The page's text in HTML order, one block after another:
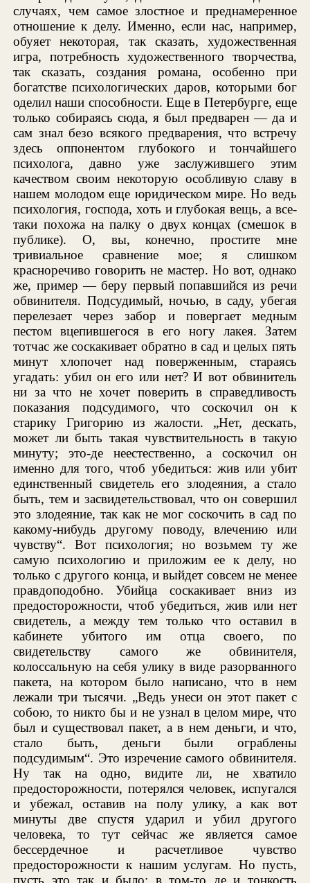
случаях, чем самое злостное и преднамеренное
отношение к делу. Именно, если нас, например,
обуяет некоторая, так сказать, художественная
игра, потребность художественного творчества,
так сказать, создания романа, особенно при
богатстве психологических даров, которыми бог
оделил наши способности. Еще в Петербурге, еще
только собираясь сюда, я был предварен — да и
сам знал безо всякого предварения, что встречу
здесь оппонентом глубокого и тончайшего
психолога, давно уже заслужившего этим
качеством своим некоторую особливую славу в
нашем молодом еще юридическом мире. Но ведь
психология, господа, хоть и глубокая вещь, а все-
таки похожа на палку о двух концах (смешок в
публике). О, вы, конечно, простите мне
тривиальное сравнение мое; я слишком
красноречиво говорить не мастер. Но вот, однако
же, пример — беру первый попавшийся из речи
обвинителя. Подсудимый, ночью, в саду, убегая
перелезает через забор и повергает медным
пестом вцепившегося в его ногу лакея. Затем
тотчас же соскакивает обратно в сад и целых пять
минут хлопочет над поверженным, стараясь
угадать: убил он его или нет? И вот обвинитель
ни за что не хочет поверить в справедливость
показания подсудимого, что соскочил он к
старику Григорию из жалости. „Нет, дескать,
может ли быть такая чувствительность в такую
минуту; это-де неестественно, а соскочил он
именно для того, чтоб убедиться: жив или убит
единственный свидетель его злодеяния, а стало
быть, тем и засвидетельствовал, что он совершил
это злодеяние, так как не мог соскочить в сад по
какому-нибудь другому поводу, влечению или
чувству“. Вот психология; но возьмем ту же
самую психологию и приложим ее к делу, но
только с другого конца, и выйдет совсем не менее
правдоподобно. Убийца соскакивает вниз из
предосторожности, чтоб убедиться, жив или нет
свидетель, а между тем только что оставил в
кабинете убитого им отца своего, по
свидетельству самого же обвинителя,
колоссальную на себя улику в виде разорванного
пакета, на котором было написано, что в нем
лежали три тысячи. „Ведь унеси он этот пакет с
собою, то никто бы и не узнал в целом мире, что
был и существовал пакет, а в нем деньги, и что,
стало быть, деньги были ограблены
подсудимым“. Это изречение самого обвинителя.
Ну так на одно, видите ли, не хватило
предосторожности, потерялся человек, испугался
и убежал, оставив на полу улику, а как вот
минуты две спустя ударил и убил другого
человека, то тут сейчас же является самое
бессердечное и расчетливое чувство
предосторожности к нашим услугам. Но пусть,
пусть это так и было: в том-то де и тонкость